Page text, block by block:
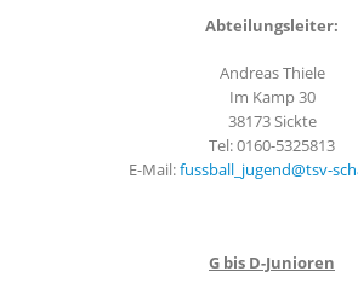
Abteilungsleiter:
Andreas Thiele
Im Kamp 30
38173 Sickte
Tel: 0160-5325813
E-Mail:fussball_jugend@tsv-
G bis D-Junioren